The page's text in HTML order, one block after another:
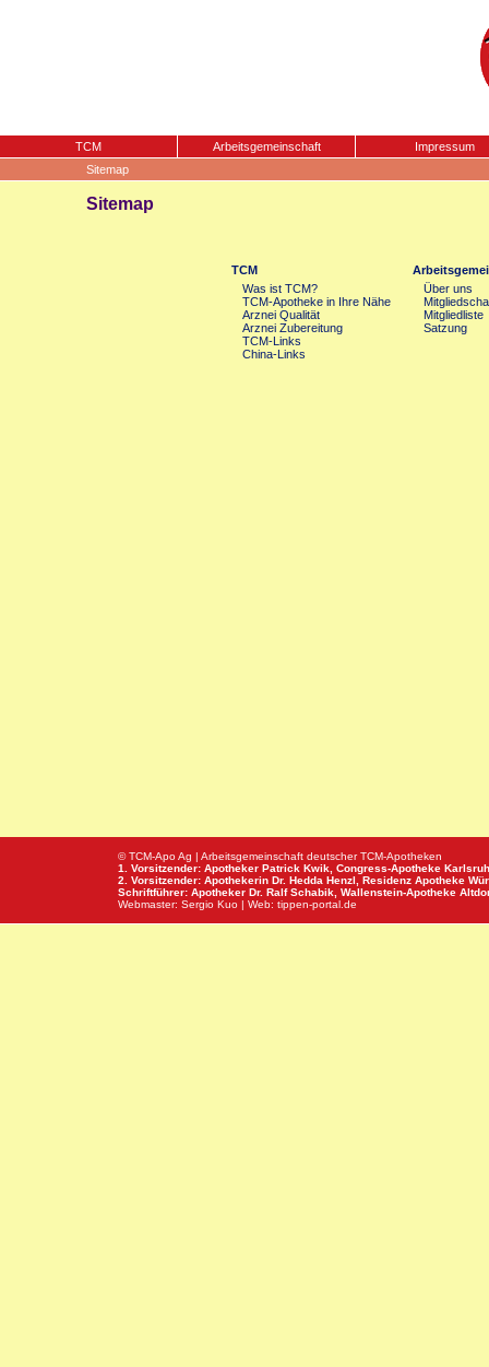
TCM Arbeitsgemeinschaft
Impressum
Sitemap
Sitemap
TCM
Was ist TCM?
TCM-Apotheke in Ihre Nähe
Arznei Qualität
Arznei Zubereitung
TCM-Links
China-Links
Über uns
Mitgliedliste
Satzung
© TCM-Apo Ag | Arbeitsgemeinschaft deutscher TCM-Apotheken
1. Vorsitzender: Apotheker Patrick Kwik, Congress-Apotheke
2. Vorsitzender: Apothekerin Dr. Hedda Henzl, Residenz Apotheke
Schriftführer: Apotheker Dr. Ralf Schabik, Wallenstein-Apotheke
Webmaster: Sergio Kuo | Web: tippen-portal.de